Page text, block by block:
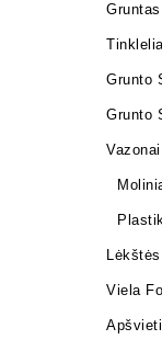
Gruntas
Grunto
Grunto
Vazonai
Viela